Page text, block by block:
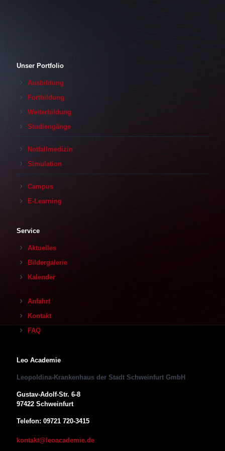
Unser Portfolio
Ausbildung
Fortbildung
Weiterbildung
Studiengänge
Notfallmedizin
Simulation
Campus
E-Learning
Service
Aktuelles
Bildergalerie
Kalender
Anfahrt
Kontakt
FAQ
Leo Academie
Leopoldina-Krankenhaus der Stadt Schweinfurt GmbH
Gustav-Adolf-Str. 6-8
97422 Schweinfurt
Telefon: 09721 720-3415
kontakt@leoacademie.de